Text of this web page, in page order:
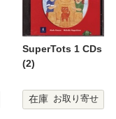
SuperTots 1 CDs
(2)
在庫 お取り寄せ